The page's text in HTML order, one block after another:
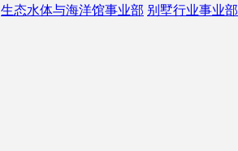
生态水体与海洋馆事业部 别墅行业事业部